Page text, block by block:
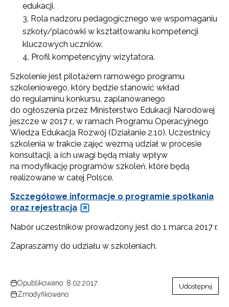
edukacji.
Rola nadzoru pedagogicznego we wspomaganiu
szkoły/placówki w kształtowaniu kompetencji
kluczowych uczniów.
Profil kompetencyjny wizytatora.
Szkolenie jest pilotażem ramowego programu
szkoleniowego, który będzie stanowić wkład
do regulaminu konkursu, zaplanowanego
do ogłoszenia przez Ministerstwo Edukacji Narodowej
jeszcze w 2017 r., w ramach Programu Operacyjnego
Wiedza Edukacja Rozwój (Działanie 2.10). Uczestnicy
szkolenia w trakcie zajęć wezmą udział w procesie
konsultacji, a ich uwagi będą miały wpływ
na modyfikację programów szkoleń, które będą
realizowane w całej Polsce.
Szczegółowe informacje o programie spotkania
oraz rejestracja
Nabór uczestników prowadzony jest do 1 marca 2017 r.
Zapraszamy do udziału w szkoleniach.
Opublikowano: 8.02.2017
Zmodyfikowano:
Udostępnij